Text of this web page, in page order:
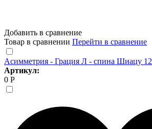
Добавить в сравнение
Товар в сравнении Перейти в сравнение
Асимметрия - Грация Л - спина Шиацу 12
Артикул:
0 Р